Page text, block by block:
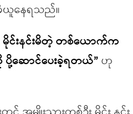
နေရသည်။
ာ မိုင်းနင်းမိတဲ့ တစ်ယောက်က
ဆောင်ပေးခဲ့ရတယ်” ဟု